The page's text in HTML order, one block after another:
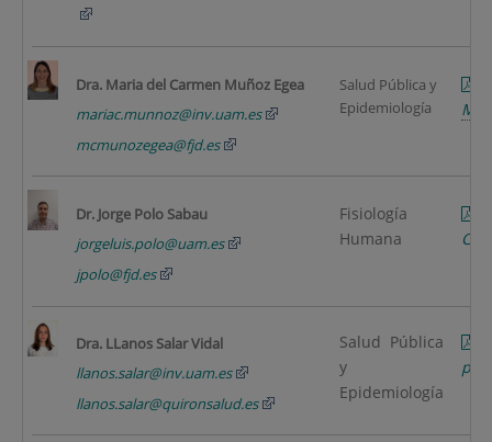
Dra. Maria del Carmen Muñoz Egea
mariac.munnoz@inv.uam.es
mcmunozegea@fjd.es
Salud Pública y
Epidemiología
MB
Dr. Jorge Polo Sabau
jorgeluis.polo@uam.es
jpolo@fjd.es
Fisiología
Humana
Dra. LLanos Salar Vidal
llanos.salar@inv.uam.es
llanos.salar@quironsalud.es
Salud Pública
y
Epidemiología